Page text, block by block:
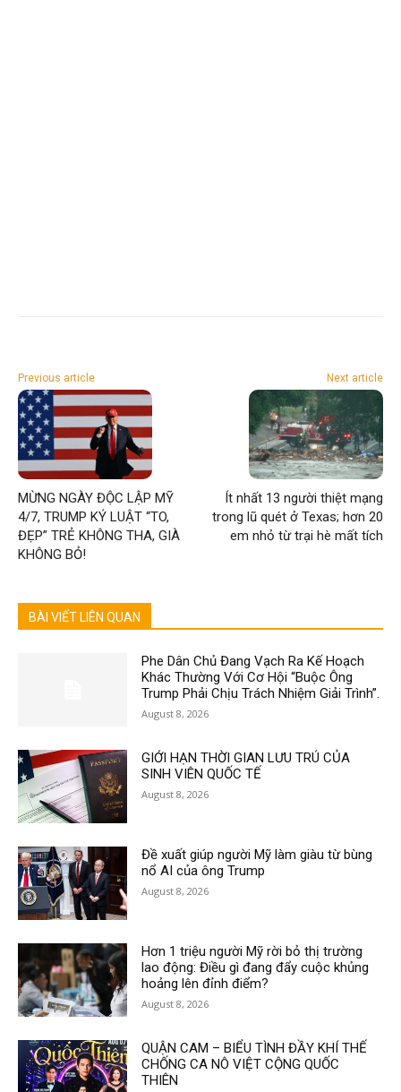
Previous article
MỪNG NGÀY ĐỘC LẬP MỸ
4/7, TRUMP KÝ LUẬT “TO,
ĐẸP” TRẺ KHÔNG THA, GIÀ
KHÔNG BỎ!
Next article
Ít nhất 13 người thiệt mạng
trong lũ quét ở Texas; hơn 20
em nhỏ từ trại hè mất tích
BÀI VIẾT LIÊN QUAN
Phe Dân Chủ Đang Vạch Ra Kế Hoạch
Khác Thường Với Cơ Hội “Buộc Ông
Trump Phải Chịu Trách Nhiệm Giải Trình”.
August 8, 2026
GIỚI HẠN THỜI GIAN LƯU TRÚ CỦA
SINH VIÊN QUỐC TẾ
August 8, 2026
Đề xuất giúp người Mỹ làm giàu từ bùng
nổ AI của ông Trump
August 8, 2026
Hơn 1 triệu người Mỹ rời bỏ thị trường
lao động: Điều gì đang đẩy cuộc khủng
hoảng lên đỉnh điểm?
August 8, 2026
QUẬN CAM – BIỂU TÌNH ĐẦY KHÍ THẾ
CHỐNG CA NÔ VIỆT CỘNG QUỐC
THIÊN